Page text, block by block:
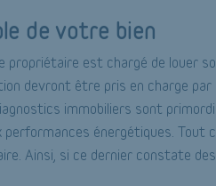
de votre bien
propriétaire est chargé de louer
devront être pris en charge
immobiliers sont
performances énergétiques. Tout
Ainsi, si ce dernier constate